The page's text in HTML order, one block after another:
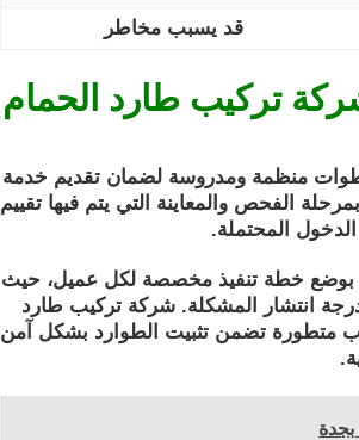
قد يسبب مخاطر
تركيب طارد الحمام
منظمة ومدروسة لضمان تقديم خدمة
الفحص والمعاينة التي يتم فيها تقييم
المحتملة.
بوضع خطة تنفيذ مخصصة لكل عميل، حيث
انتشار المشكلة. شركة تركيب طارد
متطورة تضمن تثبيت الطوارد بشكل آمن